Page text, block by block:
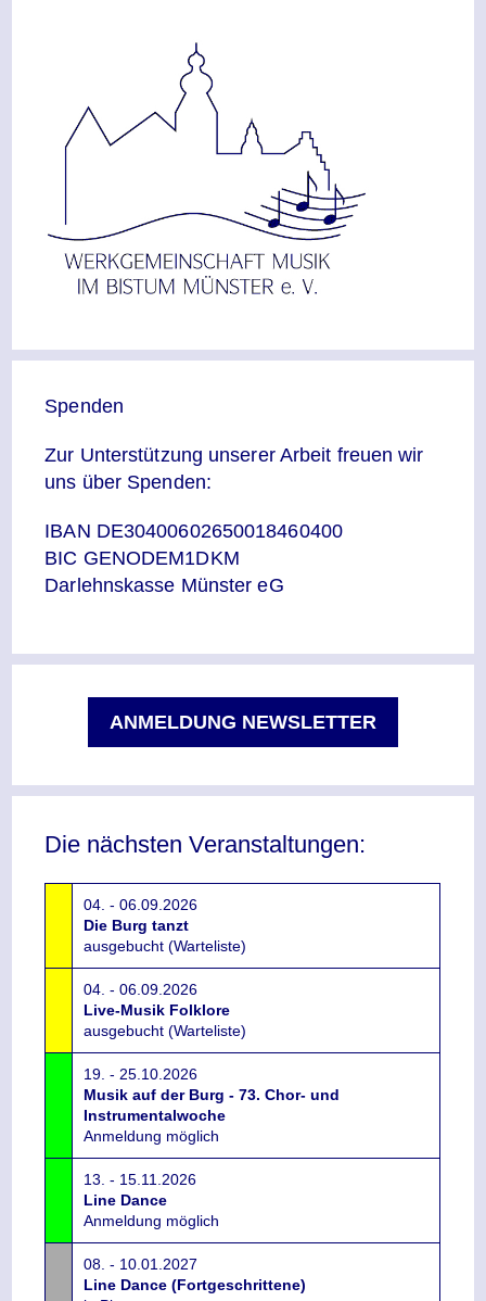
Spenden
Zur Unterstützung unserer Arbeit freuen wir
uns über Spenden:
IBAN DE30400602650018460400
BIC GENODEM1DKM
Darlehnskasse Münster eG
ANMELDUNG NEWSLETTER
Die nächsten Veranstaltungen:
04. - 06.09.2026
Die Burg tanzt
ausgebucht (Warteliste)
04. - 06.09.2026
Live-Musik Folklore
ausgebucht (Warteliste)
19. - 25.10.2026
Musik auf der Burg - 73. Chor- und
Instrumentalwoche
Anmeldung möglich
13. - 15.11.2026
Line Dance
Anmeldung möglich
08. - 10.01.2027
Line Dance (Fortgeschrittene)